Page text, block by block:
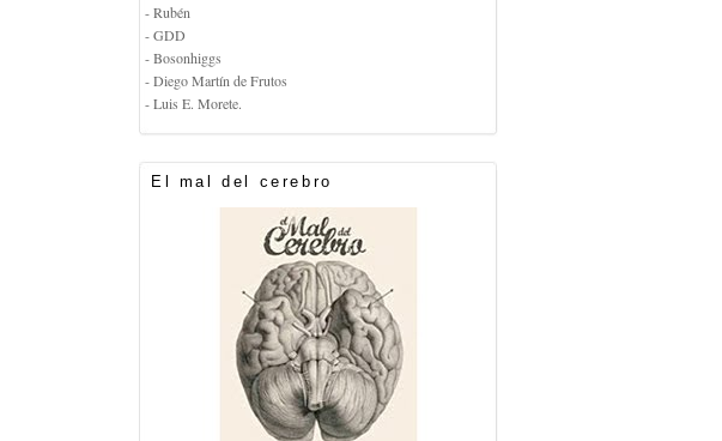
- Rubén
- GDD
- Bosonhiggs
- Diego Martín de Frutos
- Luis E. Morete.
El mal del cerebro